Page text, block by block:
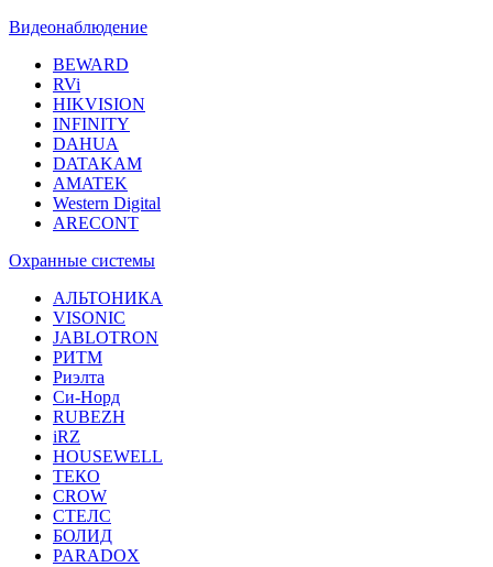
Видеонаблюдение
BEWARD
RVi
HIKVISION
INFINITY
DAHUA
DATAKAM
AMATEK
Western Digital
ARECONT
Охранные системы
АЛЬТОНИКА
VISONIC
JABLOTRON
РИТМ
Риэлта
Си-Норд
RUBEZH
iRZ
HOUSEWELL
ТЕКО
CROW
СТЕЛС
БОЛИД
PARADOX